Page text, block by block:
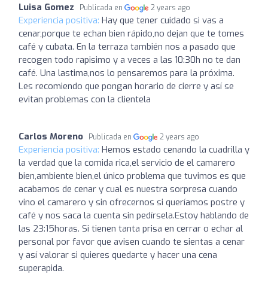
Luisa Gomez Publicada en 2 years ago
Experiencia positiva: Hay que tener cuidado si vas a
cenar,porque te echan bien rápido,no dejan que te tomes
café y cubata. En la terraza también nos a pasado que
recogen todo rapisimo y a veces a las 10:30h no te dan
café. Una lastima,nos lo pensaremos para la próxima.
Les recomiendo que pongan horario de cierre y así se
evitan problemas con la clientela
Carlos Moreno Publicada en 2 years ago
Experiencia positiva: Hemos estado cenando la cuadrilla y
la verdad que la comida rica,el servicio de el camarero
bien,ambiente bien,el único problema que tuvimos es que
acabamos de cenar y cual es nuestra sorpresa cuando
vino el camarero y sin ofrecernos si queríamos postre y
café y nos saca la cuenta sin pedírsela.Estoy hablando de
las 23:15horas. Si tienen tanta prisa en cerrar o echar al
personal por favor que avisen cuando te sientas a cenar
y así valorar si quieres quedarte y hacer una cena
superapida.